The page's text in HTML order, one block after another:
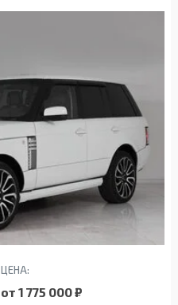
ЦЕНА:
от 1 775 000 ₽